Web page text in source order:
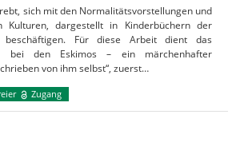
sich mit den Normalitätsvorstellungen und
Kulturen, dargestellt in Kinderbüchern der
beschäftigen. Für diese Arbeit dient das
bei den Eskimos – ein märchenhafter
von ihm selbst“, zuerst…
Zugang